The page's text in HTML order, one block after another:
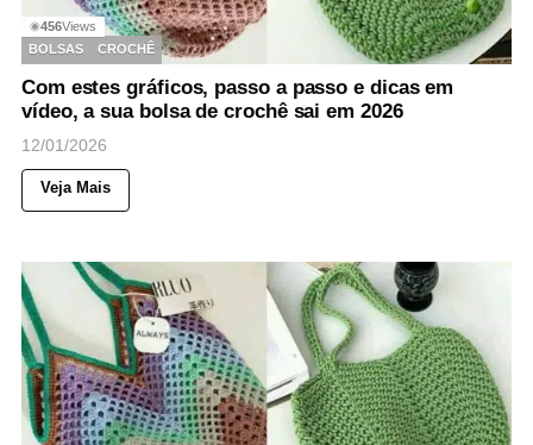
◉456Views
BOLSAS
CROCHÊ
Com estes gráficos, passo a passo e dicas em
vídeo, a sua bolsa de crochê sai em 2026
12/01/2026
Veja Mais